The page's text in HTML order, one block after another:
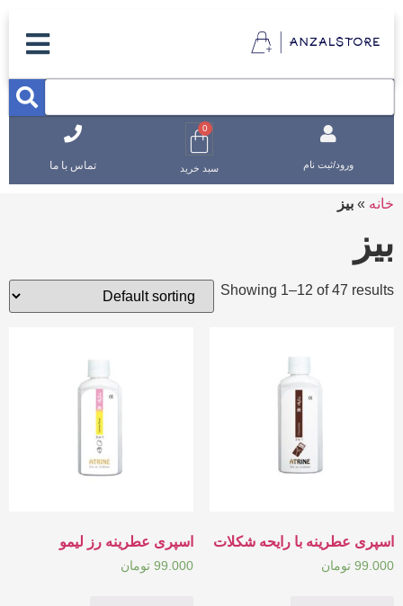
ورود/ثبت نام
0
سبد خرید تماس با ما
خانه » بیز
بیز
Showing 1–12 of 47 results
اسپری عطرینه با رایحه شکلات
99.000 تومان
اسپری عطرینه رز لیمو
99.000 تومان